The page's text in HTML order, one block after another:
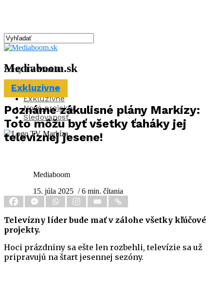
Mediaboom.sk
Aktuality
Exkluzívne
Nové projekty
Sledovanosť
Zdroj: TV Markíza
Exkluzívne
Poznáme zákulisné plány Markízy:
Toto môžu byť všetky ťaháky jej
televíznej jesene!
Mediaboom
15. júla 2025 / 6 min. čítania
Televízny líder bude mať v zálohe všetky kľúčové
projekty.
Hoci prázdniny sa ešte len rozbehli, televízie sa už
pripravujú na štart jesennej sezóny.